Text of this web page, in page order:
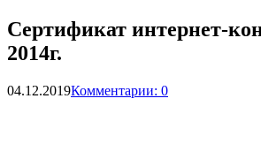
Сертификат интернет-
2014г.
04.12.2019Комментарии: 0